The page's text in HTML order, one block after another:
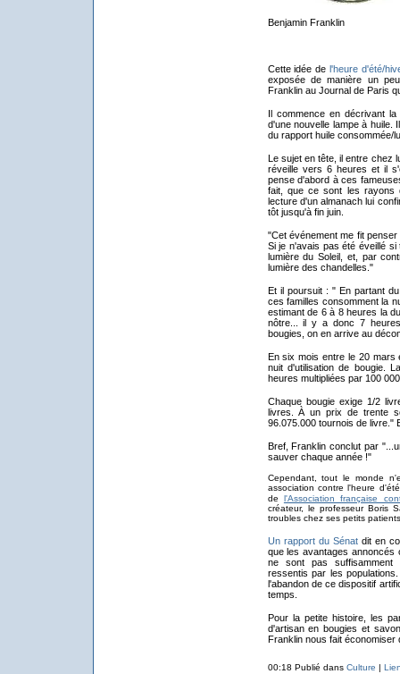
Benjamin Franklin
Cette idée del'heure d'été/
exposée de manière un
Franklin au Journal de Paris
Il commence en décrivant
d'une nouvelle lampe à huile.
du rapport huile consommée/
Le sujet en tête, il entre chez
réveille vers 6 heures et il
pense d'abord à ces
fait, que ce sont les rayons
lecture d'un almanach lui
tôt jusqu'à fin juin.
"Cet événement me fit
Si je n'avais pas été éveillé
lumière du Soleil, et, par
lumière des chandelles."
Et il poursuit : " En partant
ces familles consomment la
estimant de 6 à 8 heures la
nôtre... il y a donc 7
bougies, on en arrive au
En six mois entre le 20 mars
nuit d'utilisation de bougie.
heures multipliées par 100
Chaque bougie exige 1/2
livres. À un prix de trente
96.075.000 tournois de livre."
Bref, Franklin conclut par
sauver chaque année !"
Cependant, tout le monde
association contre l'heure
de
l'Association française
créateur, le professeur Boris
troubles chez ses petits
Un rapport du Sénatdit en
que les avantages annoncés
ne sont pas suffisamment
ressentis par les
l'abandon de ce dispositif
temps.
Pour la petite histoire, les
d'artisan en bougies et
Franklin nous fait économiser
00:18 Publié dans Culture |